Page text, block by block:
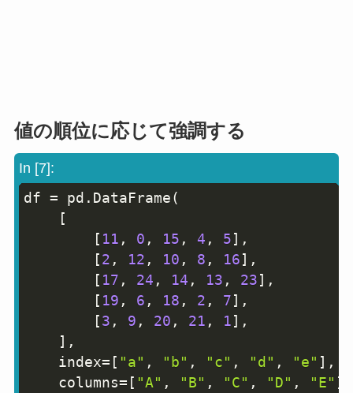
値の順位に応じて強調する
In [7]:
df = pd . DataFrame(
[
[ 11 , 0 , 15 , 4 , 5] ,
[2 , 12 , 10 , 8 , 16] ,
[ 17 , 24 , 14 , 13 , 23] ,
[ 19 , 6 , 18 , 2 , 7] ,
[3 , 9 , 20 , 21 , 1] ,
] ,
    index
= [ "a" , "b" , "c" , "d" , "e" ] ,
    columns
= [ "A" , "B" , "C" , "D" , "E" ]